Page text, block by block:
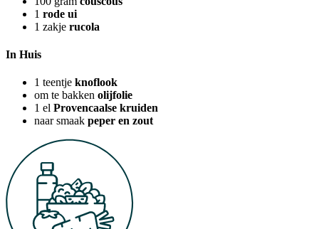
1 rode ui
1 zakje rucola
In Huis
1 teentje knoflook
om te bakken olijfolie
1 el Provencaalse kruiden
naar smaak peper en zout